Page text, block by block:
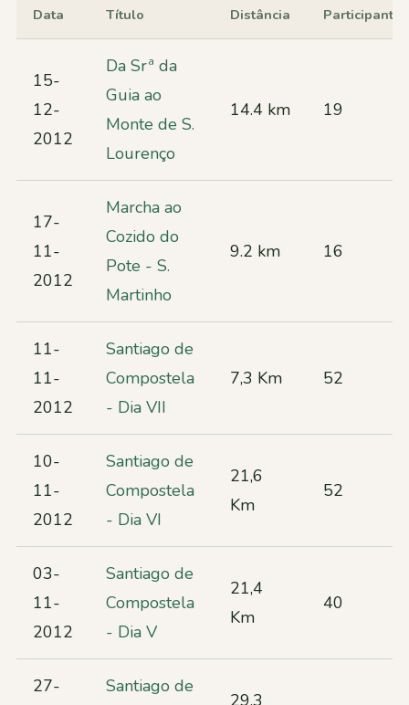
Data Título Distância Participantes
15-
12-
2012
Da Srª da
Guia ao
Monte de S.
Lourenço
14.4 km 19
17-
11-
2012
Marcha ao
Cozido do
Pote - S.
Martinho
9.2 km 16
11-
11-
2012
Santiago de
Compostela
- Dia VII
7,3 Km 52
10-
11-
2012
Santiago de
Compostela
- Dia VI
21,6
Km
52
03-
11-
2012
Santiago de
Compostela
- Dia V
21,4
Km
40
27-
Santiago de
29,3